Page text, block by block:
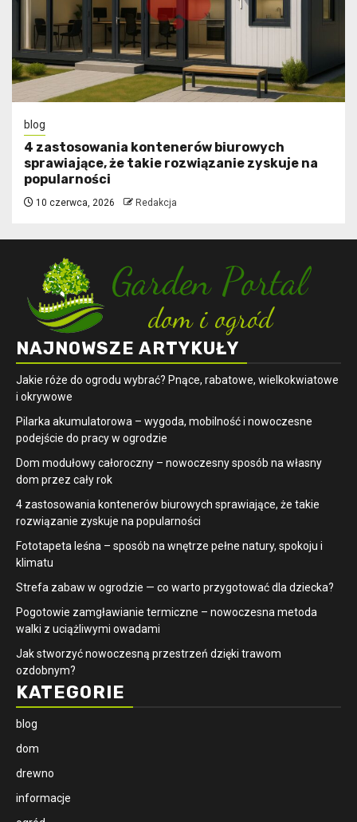
blog
4 zastosowania kontenerów biurowych
sprawiające, że takie rozwiązanie zyskuje na
popularności
10 czerwca, 2026 Redakcja
NAJNOWSZE ARTYKUŁY
Jakie róże do ogrodu wybrać? Pnące, rabatowe, wielkokwiatowe
i okrywowe
Pilarka akumulatorowa – wygoda, mobilność i nowoczesne
podejście do pracy w ogrodzie
Dom modułowy całoroczny – nowoczesny sposób na własny
dom przez cały rok
4 zastosowania kontenerów biurowych sprawiające, że takie
rozwiązanie zyskuje na popularności
​Fototapeta leśna – sposób na wnętrze pełne natury, spokoju i
klimatu
Strefa zabaw w ogrodzie — co warto przygotować dla dziecka?
Pogotowie zamgławianie termiczne – nowoczesna metoda
walki z uciążliwymi owadami
Jak stworzyć nowoczesną przestrzeń dzięki trawom
ozdobnym?
KATEGORIE
blog
dom
drewno
informacje